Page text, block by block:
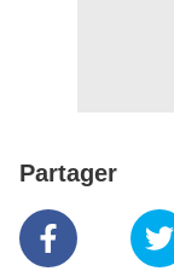
Partager